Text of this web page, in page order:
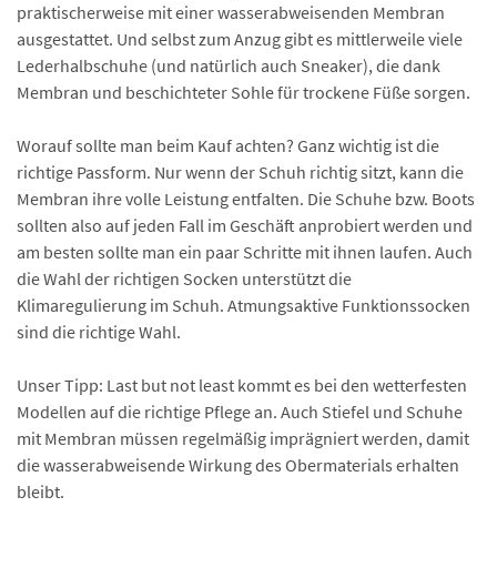
praktischerweise mit einer wasserabweisenden Membran
ausgestattet. Und selbst zum Anzug gibt es mittlerweile viele
Lederhalbschuhe (und natürlich auch Sneaker), die dank
Membran und beschichteter Sohle für trockene Füße sorgen.
Worauf sollte man beim Kauf achten? Ganz wichtig ist die
richtige Passform. Nur wenn der Schuh richtig sitzt, kann die
Membran ihre volle Leistung entfalten. Die Schuhe bzw. Boots
sollten also auf jeden Fall im Geschäft anprobiert werden und
am besten sollte man ein paar Schritte mit ihnen laufen. Auch
die Wahl der richtigen Socken unterstützt die
Klimaregulierung im Schuh. Atmungsaktive Funktionssocken
sind die richtige Wahl.
Unser Tipp: Last but not least kommt es bei den wetterfesten
Modellen auf die richtige Pflege an. Auch Stiefel und Schuhe
mit Membran müssen regelmäßig imprägniert werden, damit
die wasserabweisende Wirkung des Obermaterials erhalten
bleibt.